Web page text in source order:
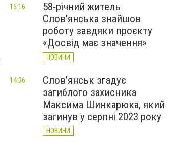
58-річний житель
Слов'янська знайшов
роботу завдяки проєкту
«Досвід має значення»
НОВИНИ
15:16
Слов’янськ згадує
загиблого захисника
Максима Шинкарюка, який
загинув у серпні 2023 року
НОВИНИ
14:36